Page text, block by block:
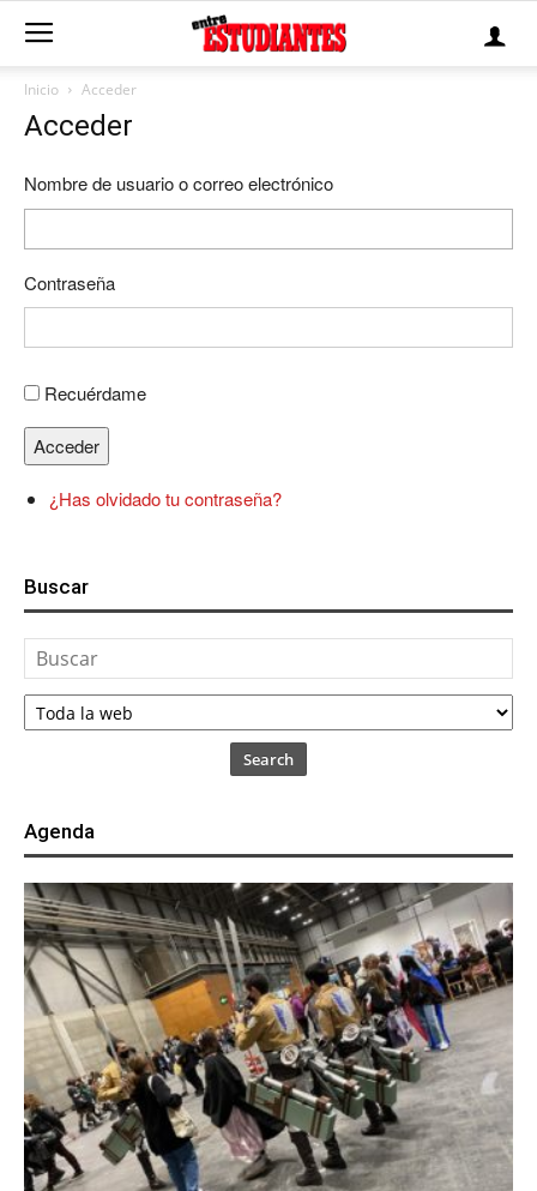
Inicio Acceder
Acceder
Nombre de usuario o correo electrónico
Contraseña
Recuérdame
Acceder
¿Has olvidado tu contraseña?
Buscar
Search
Agenda